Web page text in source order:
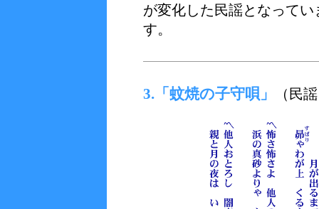
が変化した民謡となってい
す。
3.「蚊焼の子守唄」 （民